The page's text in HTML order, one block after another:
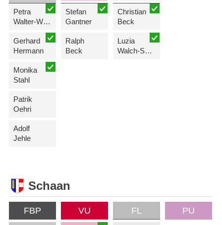
Petra
Walter-Wenzel
Gerhard
Hermann
Monika
Stahl
Patrik
Oehri
Adolf
Jehle
Stefan
Gantner
Ralph
Beck
Christian
Beck
Luzia
Walch-Schädler
Schaan
FBP VU FL PU